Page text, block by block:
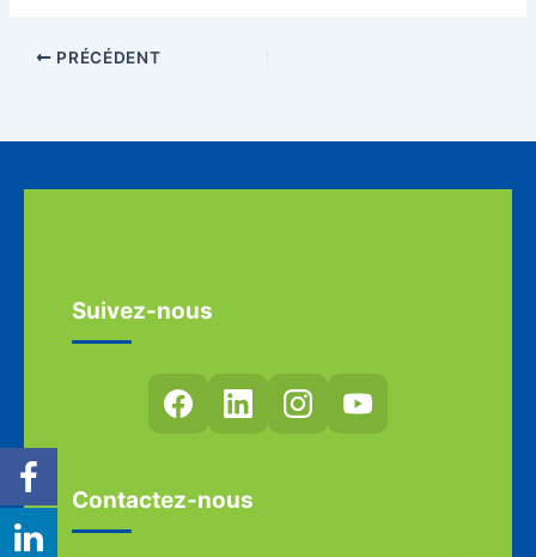
PRÉCÉDENT
Suivez-nous
Contactez-nous